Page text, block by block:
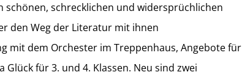
schönen, schrecklichen und widersprüchlichen
den Weg der Literatur mit ihnen
mit dem Orchester im Treppenhaus, Angebote für
für 3. und 4. Klassen. Neu sind zwei